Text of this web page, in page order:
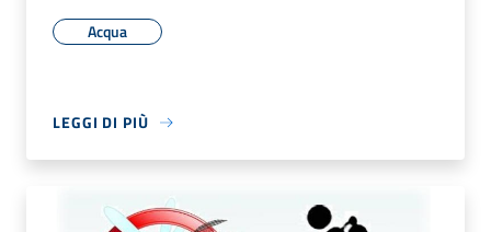
Acqua
LEGGI DI PIÙ